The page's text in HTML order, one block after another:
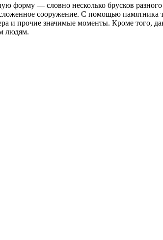
форму — словно несколько брусков
сооружение. С помощью
и прочие значимые моменты. Кроме того,
людям.